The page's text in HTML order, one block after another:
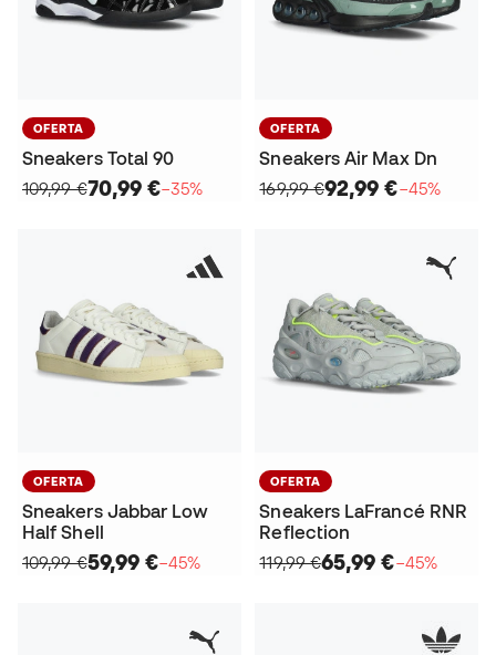
OFERTA
Sneakers Total 90
109,99 €70,99 €−35%
OFERTA
Sneakers Air Max Dn
169,99 €92,99 €−45%
OFERTA
Sneakers Jabbar Low
Half Shell
109,99 €59,99 €−45%
OFERTA
Sneakers LaFrancé RNR
Reflection
119,99 €65,99 €−45%